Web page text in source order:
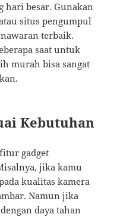
hari besar. Gunakan
situs pengumpul
terbaik.
saat untuk
murah bisa sangat
Kebutuhan
gadget
jika kamu
kualitas kamera
Namun jika
daya tahan